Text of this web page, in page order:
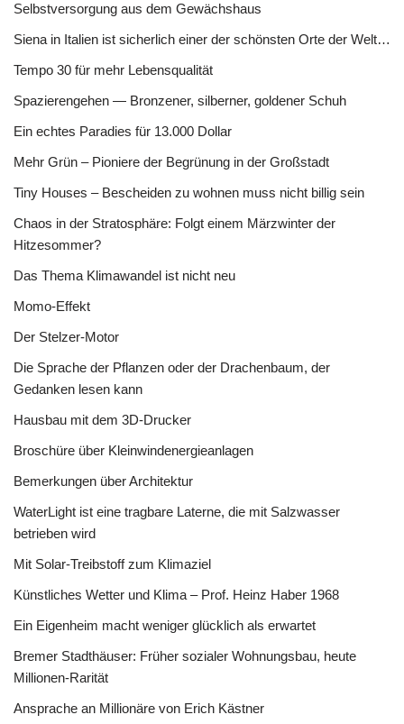
Selbstversorgung aus dem Gewächshaus
Siena in Italien ist sicherlich einer der schönsten Orte der Welt…
Tempo 30 für mehr Lebensqualität
Spazierengehen — Bronzener, silberner, goldener Schuh
Ein echtes Paradies für 13.000 Dollar
Mehr Grün – Pioniere der Begrünung in der Großstadt
Tiny Houses – Bescheiden zu wohnen muss nicht billig sein
Chaos in der Stratosphäre: Folgt einem Märzwinter der
Hitzesommer?
Das Thema Klimawandel ist nicht neu
Momo-Effekt
Der Stelzer-Motor
Die Sprache der Pflanzen oder der Drachenbaum, der
Gedanken lesen kann
Hausbau mit dem 3D-Drucker
Broschüre über Kleinwindenergieanlagen
Bemerkungen über Architektur
WaterLight ist eine tragbare Laterne, die mit Salzwasser
betrieben wird
Mit Solar-Treibstoff zum Klimaziel
Künstliches Wetter und Klima – Prof. Heinz Haber 1968
Ein Eigenheim macht weniger glücklich als erwartet
Bremer Stadthäuser: Früher sozialer Wohnungsbau, heute
Millionen-Rarität
Ansprache an Millionäre von Erich Kästner